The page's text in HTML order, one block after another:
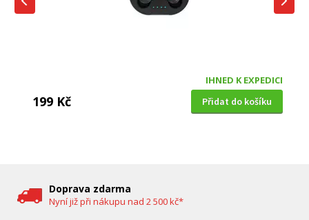
IHNED K EXPEDICI
199 Kč Přidat do košíku
Doprava zdarma
Nyní již při nákupu nad 2 500 kč*